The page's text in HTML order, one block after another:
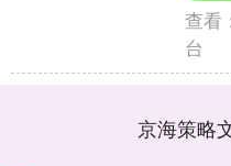
查看
台
京海策略